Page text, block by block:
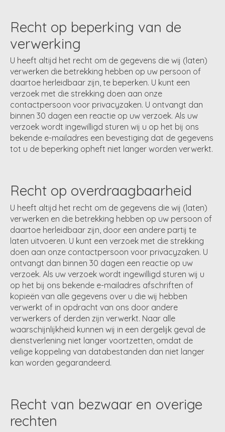
Recht op beperking van de
verwerking
U heeft altijd het recht om de gegevens die wij (laten)
verwerken die betrekking hebben op uw persoon of
daartoe herleidbaar zijn, te beperken. U kunt een
verzoek met die strekking doen aan onze
contactpersoon voor privacyzaken. U ontvangt dan
binnen 30 dagen een reactie op uw verzoek. Als uw
verzoek wordt ingewilligd sturen wij u op het bij ons
bekende e-mailadres een bevestiging dat de gegevens
tot u de beperking opheft niet langer worden verwerkt.
Recht op overdraagbaarheid
U heeft altijd het recht om de gegevens die wij (laten)
verwerken en die betrekking hebben op uw persoon of
daartoe herleidbaar zijn, door een andere partij te
laten uitvoeren. U kunt een verzoek met die strekking
doen aan onze contactpersoon voor privacyzaken. U
ontvangt dan binnen 30 dagen een reactie op uw
verzoek. Als uw verzoek wordt ingewilligd sturen wij u
op het bij ons bekende e-mailadres afschriften of
kopieën van alle gegevens over u die wij hebben
verwerkt of in opdracht van ons door andere
verwerkers of derden zijn verwerkt. Naar alle
waarschijnlijkheid kunnen wij in een dergelijk geval de
dienstverlening niet langer voortzetten, omdat de
veilige koppeling van databestanden dan niet langer
kan worden gegarandeerd.
Recht van bezwaar en overige
rechten